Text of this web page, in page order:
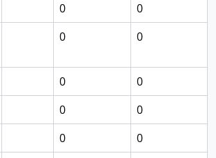
0
0
0 0
0
0
0
0
0
0